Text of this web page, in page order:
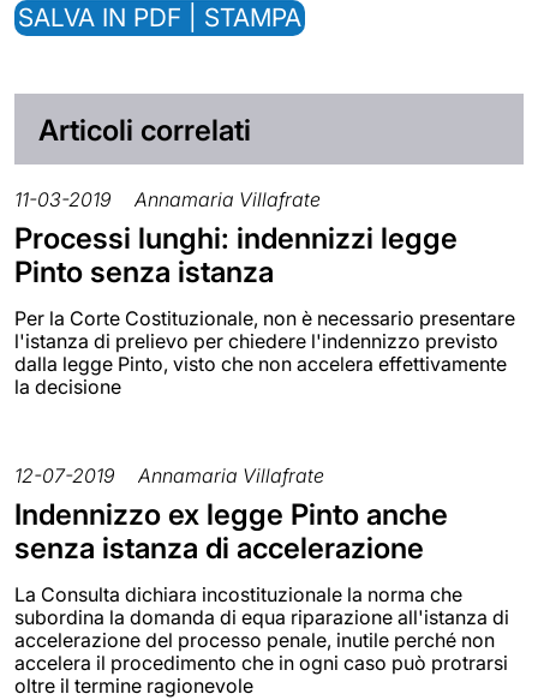
SALVA IN PDF | STAMPA
Articoli correlati
11-03-2019 Annamaria Villafrate
Processi lunghi: indennizzi legge
Pinto senza istanza
Per la Corte Costituzionale, non è necessario presentare
l'istanza di prelievo per chiedere l'indennizzo previsto
dalla legge Pinto, visto che non accelera effettivamente
la decisione
12-07-2019 Annamaria Villafrate
Indennizzo ex legge Pinto anche
senza istanza di accelerazione
La Consulta dichiara incostituzionale la norma che
subordina la domanda di equa riparazione all'istanza di
accelerazione del processo penale, inutile perché non
accelera il procedimento che in ogni caso può protrarsi
oltre il termine ragionevole